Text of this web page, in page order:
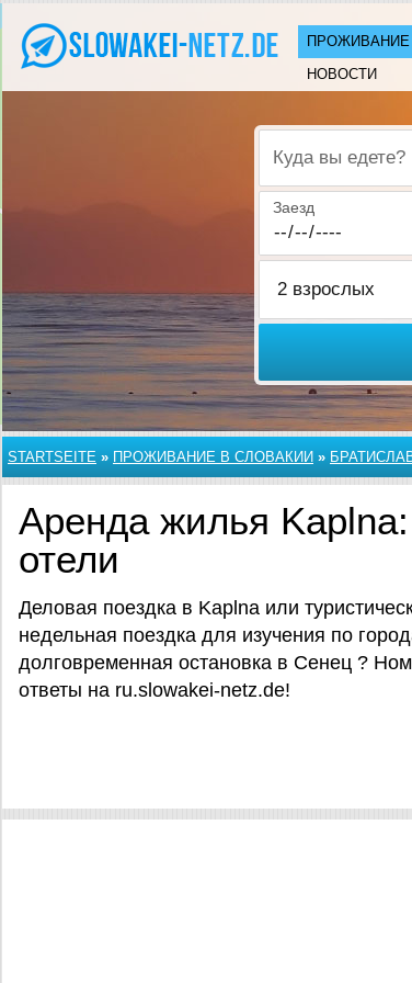
НОВОСТИ
Куда вы едете?
Заезд
STARTSEITE » ПРОЖИВАНИЕ В СЛОВАКИИ »
Аренда жилья
отели
Деловая поездка в Kaplna или
недельная поездка для изучения по
долговременная остановка в Сенец ?
ответы на ru.slowakei-netz.de!